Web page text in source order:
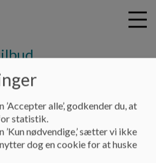
alle’, godkender du, at
statistik.
nødvendige,’ sætter vi ikke
dog en cookie for at huske